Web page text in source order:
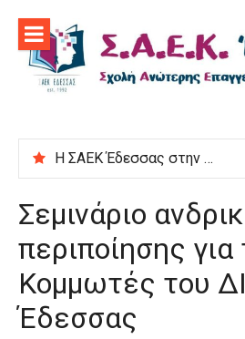
περιεχόμενο
Η ΣΑΕΚ Έδεσσας στην εκδήλωση “Μαγειρεύουμε στις ρίζες μας”
Σεμινάριο
περιποίησης για
Κομμωτές του
Έδεσσας